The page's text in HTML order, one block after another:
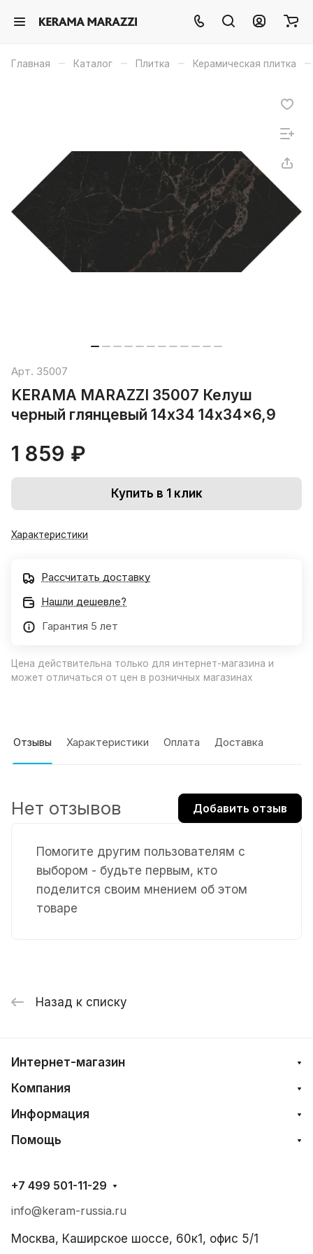
Главная – Каталог – Плитка – Керамическая плитка –
Арт. 35007
KERAMA MARAZZI 35007 Келуш
черный глянцевый 14х34 14x34x6,9
1 859 ₽
Купить в 1 клик
Характеристики
Рассчитать доставку
Нашли дешевле?
Гарантия 5 лет
Цена действительна только для интернет-магазина и
может отличаться от цен в розничных магазинах
Отзывы Характеристики Оплата Доставка
Помогите другим пользователям с
выбором - будьте первым, кто
поделится своим мнением об этом
товаре
Нет отзывов Добавить отзыв
Назад к списку
Интернет-магазин
Компания
Информация
Помощь
+7 499 501-11-29
info@keram-russia.ru
Москва, Каширское шоссе, 60к1, офис 5/1